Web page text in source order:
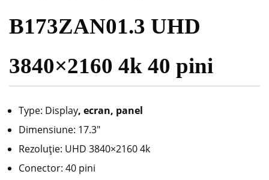
B173ZAN01.3 UHD
3840×2160 4k 40 pini
Type: Display, ecran, panel
Dimensiune: 17.3″
Rezoluție: UHD 3840×2160 4k
Conector: 40 pini